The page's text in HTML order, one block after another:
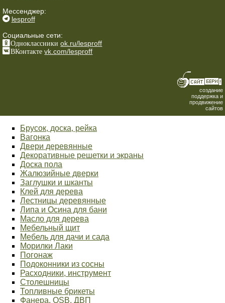
Мессенджер:
lesproff
Социальные сети:
Одноклассники ok.ru/lesproff
ВКонтакте vk.com/lesproff
создание
поддержка и
продвижение
сайтов
Брусок, доска, рейка
Вагонка
Двери деревянные
Декоративные решетки и экраны
Доска пола
Жалюзийные дверки
Заглушки и шканты
Клей для дерева
Лестницы деревянные
Липа и Осина для бани
Масло для дерева
Мебельный щит
Мебель для дачи и сада
Морилки Лаки
Погонаж
Подоконники из сосны
Расходники, инструмент
Столешницы
Топливные брикеты
Фанера, OSB, ДВП